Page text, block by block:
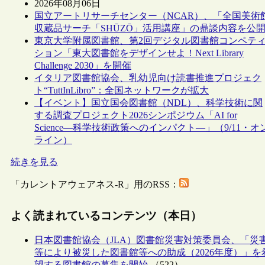
2026年08月06日
国立アートリサーチセンター（NCAR）、「全国美術
収蔵品サーチ「SHŪZŌ」活用講座」の鼎談内容を公開
東京大学附属図書館、第2回デジタル図書館コンペティ
ション「東大図書館をデザインせよ！Next Library
Challenge 2030」を開催
イタリア図書館協会、乳幼児向け読書推進プロジェク
ト“TuttInLibro”：全国ネットワークが拡大
【イベント】国立国会図書館（NDL）、科学技術に関
する調査プロジェクト2026シンポジウム「AI for
Science―科学技術政策へのインパクト―」（9/11・オ
ライン）
続きを見る
「カレントアウェアネス-R」用のRSS：
よく読まれているコンテンツ（本日）
日本図書館協会（JLA）図書館災害対策委員会、「災
等により被災した図書館等への助成（2026年度）」を